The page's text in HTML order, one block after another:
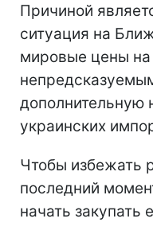
Причиной
ситуация на
мировые цены на
дополнительную
украинских
Чтобы избежать
последний
начать закупать